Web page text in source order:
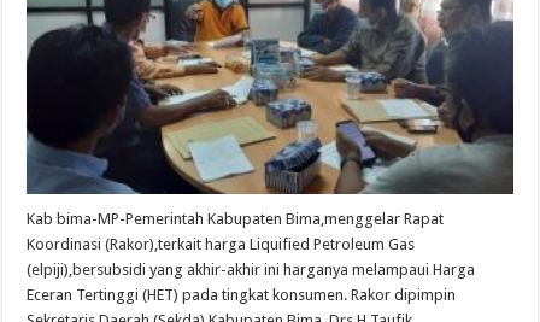
Kab bima-MP-Pemerintah Kabupaten Bima,menggelar Rapat
Koordinasi (Rakor),terkait harga Liquified Petroleum Gas
(elpiji),bersubsidi yang akhir-akhir ini harganya melampaui Harga
Eceran Tertinggi (HET) pada tingkat konsumen. Rakor dipimpin